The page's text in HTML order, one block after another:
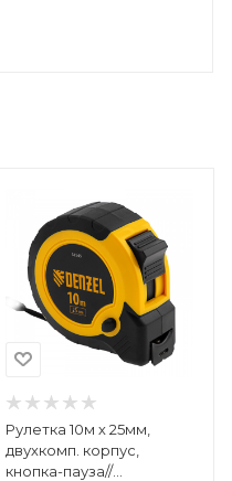
Рулетка 10м х 25мм,
двухкомп. корпус,
кнопка-пауза//